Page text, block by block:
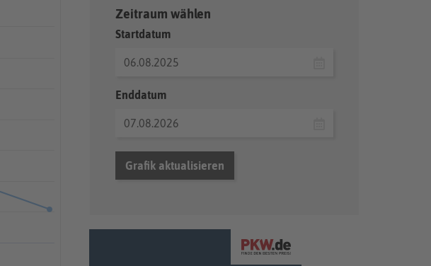
Zeitraum wählen
Startdatum
Enddatum
Grafik aktualisieren